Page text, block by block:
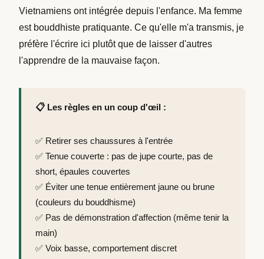
Vietnamiens ont intégrée depuis l'enfance. Ma femme
est bouddhiste pratiquante. Ce qu'elle m'a transmis, je
préfère l'écrire ici plutôt que de laisser d'autres
l'apprendre de la mauvaise façon.
📋 Les règles en un coup d'œil :
✅ Retirer ses chaussures à l'entrée
✅ Tenue couverte : pas de jupe courte, pas de
short, épaules couvertes
✅ Éviter une tenue entièrement jaune ou brune
(couleurs du bouddhisme)
✅ Pas de démonstration d'affection (même tenir la
main)
✅ Voix basse, comportement discret